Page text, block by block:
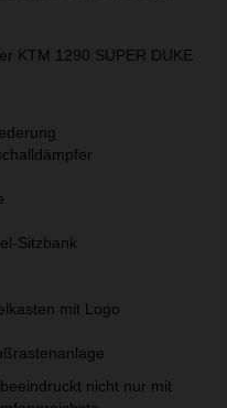
KTM 1290 SUPER DUKE
Sitzbank
mit Logo
nicht nur mit